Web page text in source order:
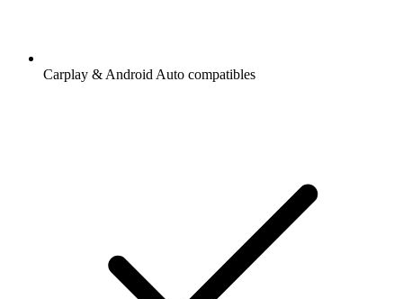
Carplay & Android Auto compatibles